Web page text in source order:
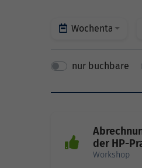
Wochentage
nur buchbare
der HP-
Workshop